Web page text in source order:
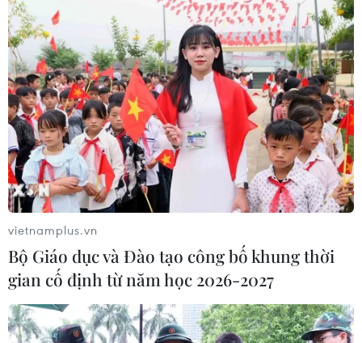
công nghệ, đổi mới sáng tạo và
chuyển đổi số
04/08/2026 01:21
Anh thúc đẩy sử dụng robot trong
phẫu thuật nội soi
03/08/2026 10:34
vietnamplus.vn
Bộ Giáo dục và Đào tạo công bố khung thời
gian cố định từ năm học 2026-2027